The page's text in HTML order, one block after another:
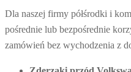
Dla naszej firmy półśrodki i
pośrednie lub bezpośrednie
zamówień bez wychodzenia z